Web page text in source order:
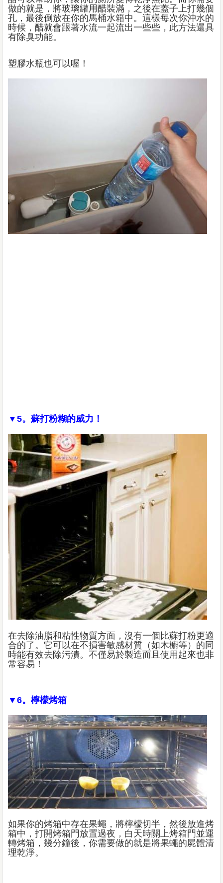
做的就是，將玻璃罐用醋裝滿，之後在蓋子上打幾個
孔，最後倒放在你的馬桶水箱中。這樣每次你沖水的
時候，醋就會跟著水流一起流出一些些，此方法還具
有除臭功能。
塑膠水瓶也可以喔！
▼5。蘇打粉糊的威力！
在去除油脂和粘性物質方面，沒有一個比蘇打粉更適
合的了。它可以在不損害敏感材質（如木櫥等）的同
時能有效去除污漬。不僅易於製造而且使用起來也非
常容易！
▼6。檸檬烤箱
如果你的烤箱中存在果蠅，將檸檬切半，然後放進烤
箱中，打開烤箱門放置過夜，白天時關上烤箱門並運
轉烤箱，幾分鐘後，你需要做的就是將果蠅的屍體清
理乾淨。